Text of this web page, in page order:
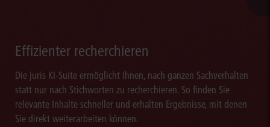
Effizienter recherchieren
Die juris KI-Suite ermöglicht Ihnen, nach ganzen Sachverhalten
statt nur nach Stichworten zu recherchieren. So finden Sie
relevante Inhalte schneller und erhalten Ergebnisse, mit denen
Sie direkt weiterarbeiten können.